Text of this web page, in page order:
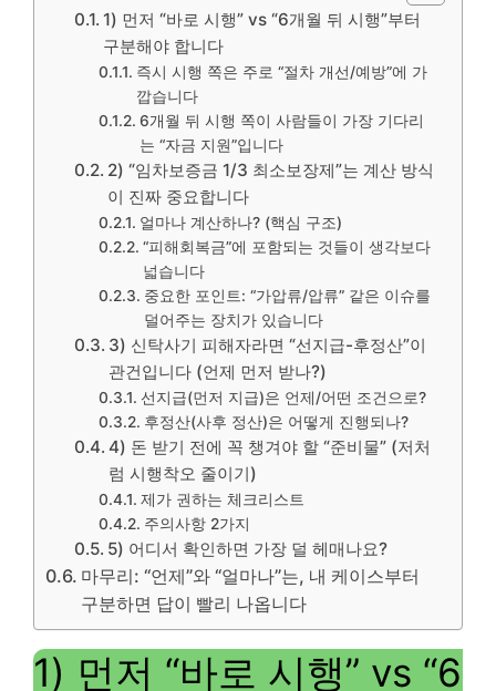
1) 먼저 “바로 시행” vs “6개월 뒤 시행”부터
구분해야 합니다
즉시 시행 쪽은 주로 “절차 개선/예방”에 가
깝습니다
6개월 뒤 시행 쪽이 사람들이 가장 기다리
는 “자금 지원”입니다
2) “임차보증금 1/3 최소보장제”는 계산 방식
이 진짜 중요합니다
얼마나 계산하나? (핵심 구조)
“피해회복금”에 포함되는 것들이 생각보다
넓습니다
중요한 포인트: “가압류/압류” 같은 이슈를
덜어주는 장치가 있습니다
3) 신탁사기 피해자라면 “선지급-후정산”이
관건입니다 (언제 먼저 받나?)
선지급(먼저 지급)은 언제/어떤 조건으로?
후정산(사후 정산)은 어떻게 진행되나?
4) 돈 받기 전에 꼭 챙겨야 할 “준비물” (저처
럼 시행착오 줄이기)
제가 권하는 체크리스트
주의사항 2가지
5) 어디서 확인하면 가장 덜 헤매나요?
마무리: “언제”와 “얼마나”는, 내 케이스부터
구분하면 답이 빨리 나옵니다
1) 먼저 “바로 시행” vs “6